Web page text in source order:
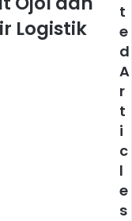
Logistik
t
e
d
A
r
t
i
c
l
e
s